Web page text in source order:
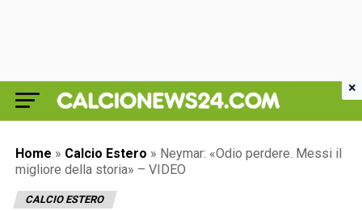
Home » Calcio Estero » Neymar: «Odio perdere. Messi il
migliore della storia» – VIDEO
CALCIO ESTERO
×